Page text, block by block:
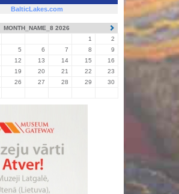
BalticLakes.com
MONTH_NAME_8 2026
1
2
5 6 7 8
9
12 13 14 15
16
19 20 21 22
23
26 27 28 29
30